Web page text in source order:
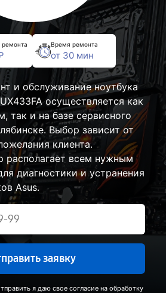
ремонта Время ремонта
от 30 мин
и обслуживание ноутбука
осуществляется как
так и на базе сервисного
Выбор зависит от
клиента.
располагает всем нужным
диагностики и устранения
Asus.
заявку
я даю свое согласие на обработку